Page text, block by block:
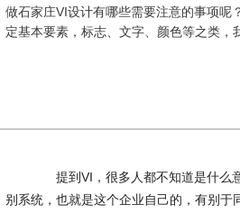
做石家庄VI设计有哪些需要注意的事项呢
定基本要素，标志、文字、颜色等之类，
提到VI，很多人都不知道是什么
别系统，也就是这个企业自己的，有别于